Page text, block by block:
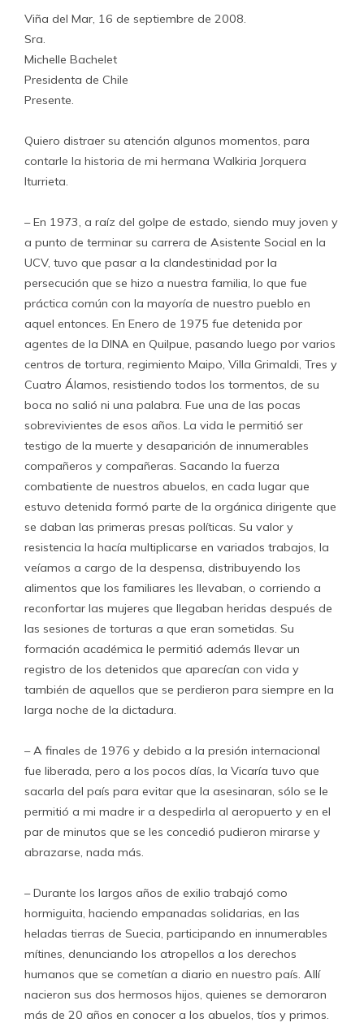
Viña del Mar, 16 de septiembre de 2008.
Sra.
Michelle Bachelet
Presidenta de Chile
Presente.
Quiero distraer su atención algunos momentos, para
contarle la historia de mi hermana Walkiria Jorquera
Iturrieta.
– En 1973, a raíz del golpe de estado, siendo muy joven y
a punto de terminar su carrera de Asistente Social en la
UCV, tuvo que pasar a la clandestinidad por la
persecución que se hizo a nuestra familia, lo que fue
práctica común con la mayoría de nuestro pueblo en
aquel entonces. En Enero de 1975 fue detenida por
agentes de la DINA en Quilpue, pasando luego por varios
centros de tortura, regimiento Maipo, Villa Grimaldi, Tres y
Cuatro Álamos, resistiendo todos los tormentos, de su
boca no salió ni una palabra. Fue una de las pocas
sobrevivientes de esos años. La vida le permitió ser
testigo de la muerte y desaparición de innumerables
compañeros y compañeras. Sacando la fuerza
combatiente de nuestros abuelos, en cada lugar que
estuvo detenida formó parte de la orgánica dirigente que
se daban las primeras presas políticas. Su valor y
resistencia la hacía multiplicarse en variados trabajos, la
veíamos a cargo de la despensa, distribuyendo los
alimentos que los familiares les llevaban, o corriendo a
reconfortar las mujeres que llegaban heridas después de
las sesiones de torturas a que eran sometidas. Su
formación académica le permitió además llevar un
registro de los detenidos que aparecían con vida y
también de aquellos que se perdieron para siempre en la
larga noche de la dictadura.
– A finales de 1976 y debido a la presión internacional
fue liberada, pero a los pocos días, la Vicaría tuvo que
sacarla del país para evitar que la asesinaran, sólo se le
permitió a mi madre ir a despedirla al aeropuerto y en el
par de minutos que se les concedió pudieron mirarse y
abrazarse, nada más.
– Durante los largos años de exilio trabajó como
hormiguita, haciendo empanadas solidarias, en las
heladas tierras de Suecia, participando en innumerables
mítines, denunciando los atropellos a los derechos
humanos que se cometían a diario en nuestro país. Allí
nacieron sus dos hermosos hijos, quienes se demoraron
más de 20 años en conocer a los abuelos, tíos y primos.